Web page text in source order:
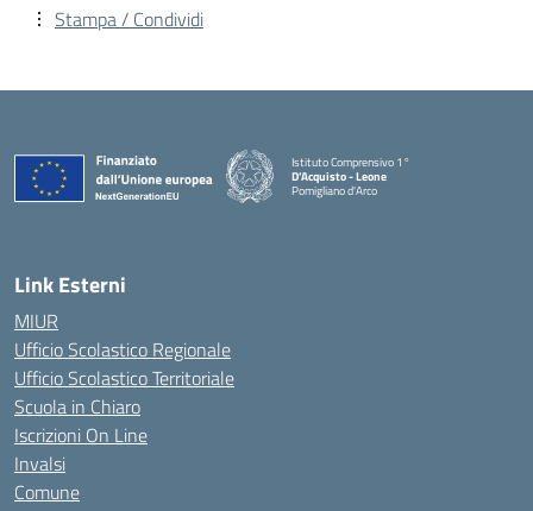
Stampa / Condividi
Istituto Comprensivo 1°
D'Acquisto - Leone
Pomigliano d'Arco
— Visita la pagina iniziale della scuola
Link Esterni
MIUR
Ufficio Scolastico Regionale
Ufficio Scolastico Territoriale
Scuola in Chiaro
Iscrizioni On Line
Invalsi
Comune